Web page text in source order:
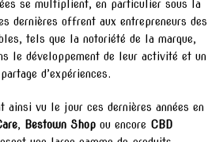
se multiplient, en particulier sous la
dernières offrent aux entrepreneurs des
tels que la notoriété de la marque,
le développement de leur activité et un
d’expériences.
ainsi vu le jour ces dernières années en
, Bestown Shop ou encore CBD